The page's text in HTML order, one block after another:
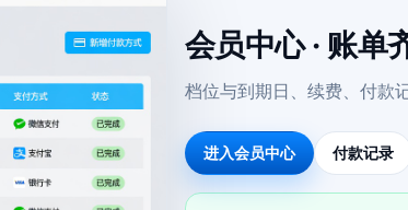
会员中心 · 账单
档位与到期日、续费、付款
进入会员中心 付款记录